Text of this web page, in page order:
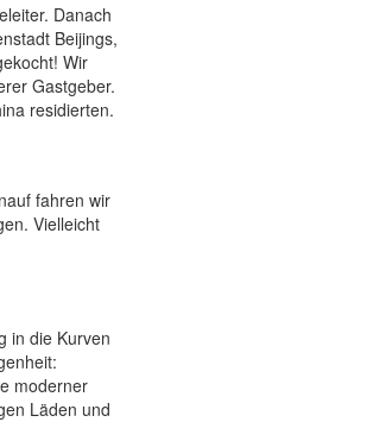
Danach
Beijings,
Wir
Gastgeber.
residierten.
fahren wir
Vielleicht
in die Kurven
moderner
Läden und